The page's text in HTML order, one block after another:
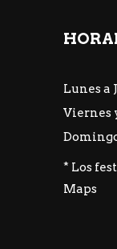
Lunes a
Viernes
* Los
Maps